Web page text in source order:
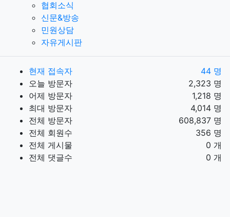
협회소식
신문&방송
민원상담
자유게시판
현재 접속자
44 명
오늘 방문자
2,323 명
어제 방문자
1,218 명
최대 방문자
4,014 명
전체 방문자
608,837 명
전체 회원수
356 명
전체 게시물
0 개
전체 댓글수
0 개